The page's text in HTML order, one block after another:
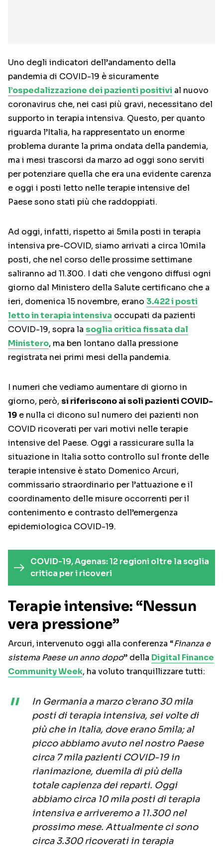
Uno degli indicatori dell’andamento della
pandemia di COVID-19 è sicuramente
l’ospedalizzazione dei pazienti positivi al nuovo
coronavirus che, nei casi più gravi, necessitano del
supporto in terapia intensiva. Questo, per quanto
riguarda l’Italia, ha rappresentato un enorme
problema durante la prima ondata della pandemia,
ma i mesi trascorsi da marzo ad oggi sono serviti
per potenziare quella che era una evidente carenza
e oggi i posti letto nelle terapie intensive del
Paese sono stati più che raddoppiati.
Ad oggi, infatti, rispetto ai 5mila posti in terapia
intensiva pre-COVID, siamo arrivati a circa 10mila
posti, che nel corso delle prossime settimane
saliranno ad 11.300. I dati che vengono diffusi ogni
giorno dal Ministero della Salute certificano che a
ieri, domenica 15 novembre, erano 3.422 i posti
letto in terapia intensiva occupati da pazienti
COVID-19, sopra la soglia critica fissata dal
Ministero, ma ben lontano dalla pressione
registrata nei primi mesi della pandemia.
I numeri che vediamo aumentare di giorno in
giorno, però, si riferiscono ai soli pazienti COVID-
19 e nulla ci dicono sul numero dei pazienti non
COVID ricoverati per vari motivi nelle terapie
intensive del Paese. Oggi a rassicurare sulla la
situazione in Italia sotto controllo sul fronte delle
terapie intensive è stato Domenico Arcuri,
commissario straordinario per l’attuazione e il
coordinamento delle misure occorrenti per il
contenimento e contrasto dell’emergenza
epidemiologica COVID-19.
COVID-19, Agenas: 12 regioni oltre la soglia
critica per i ricoveri
Terapie intensive: “Nessun
vera pressione”
Arcuri, intervenuto oggi alla conferenza “Finanza e
sistema Paese un anno dopo” della Digital Finance
Community Week, ha voluto tranquillizzare tutti:
In Germania a marzo c’erano 30 mila
posti di terapia intensiva, sei volte di
più che in Italia, dove erano 5mila; al
picco abbiamo avuto nel nostro Paese
circa 7 mila pazienti COVID-19 in
rianimazione, duemila di più della
totale capienza dei reparti. Oggi
abbiamo circa 10 mila posti di terapia
intensiva e arriveremo a 11.300 nel
prossimo mese. Attualmente ci sono
circa 3.300 ricoverati in terapia